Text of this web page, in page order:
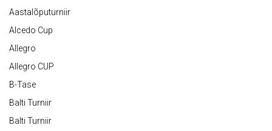
Aastalõputurniir
Alcedo Cup
Allegro
Allegro CUP
B-Tase
Balti Turniir
Balti Turniir